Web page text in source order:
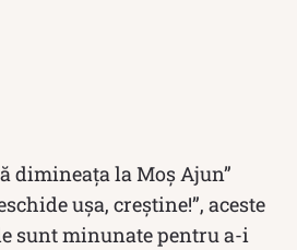
dimineața la Moș Ajun”
ușa, creștine!”, aceste
sunt minunate pentru a-i